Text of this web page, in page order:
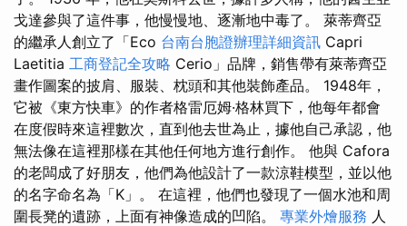
戈達參與了這件事，他慢慢地、逐漸地中毒了。 萊蒂齊亞
的繼承人創立了「Eco 台南台胞證辦理詳細資訊 Capri
Laetitia 工商登記全攻略 Cerio」品牌，銷售帶有萊蒂齊亞
畫作圖案的披肩、服裝、枕頭和其他裝飾產品。 1948年，
它被《東方快車》的作者格雷厄姆·格林買下，他每年都會
在度假時來這裡數次，直到他去世為止，據他自己承認，他
無法像在這裡那樣在其他任何地方進行創作。 他與 Cafora
的老闆成了好朋友，他們為他設計了一款涼鞋模型，並以他
的名字命名為「K」。 在這裡，他們也發現了一個水池和周
圍長凳的遺跡，上面有神像造成的凹陷。 專業外燴服務 人